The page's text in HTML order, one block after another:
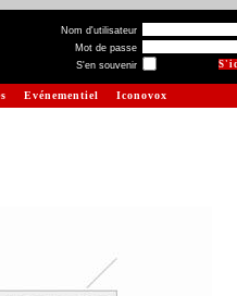
Nom d'utilisateur
Mot de passe
S'en souvenir
Evénementiel Iconovox